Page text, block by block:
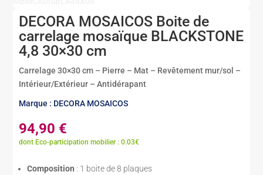
DECORA MOSAICOS Boite de
carrelage mosaïque BLACKSTONE
4,8 30×30 cm
Carrelage 30×30 cm – Pierre – Mat – Revêtement mur/sol –
Intérieur/Extérieur – Antidérapant
Marque : DECORA MOSAICOS
94,90 €
dont Eco-participation mobilier : 0.03€
Composition : 1 boite de 8 plaques